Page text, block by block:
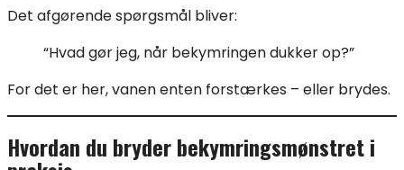
Det afgørende spørgsmål bliver:
“Hvad gør jeg, når bekymringen dukker op?”
For det er her, vanen enten forstærkes – eller brydes.
Hvordan du bryder bekymringsmønstret i